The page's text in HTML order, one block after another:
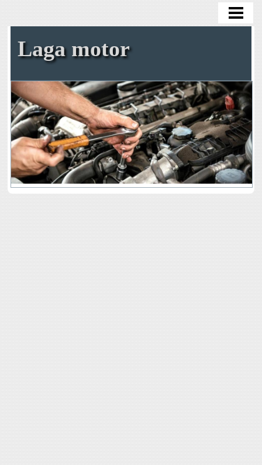
BYTA OLJEFILTER
BYTA KAMREM SJÄLV
TA BORT ROST
BENSIN I DIESELBIL
BLOGG
Laga motor